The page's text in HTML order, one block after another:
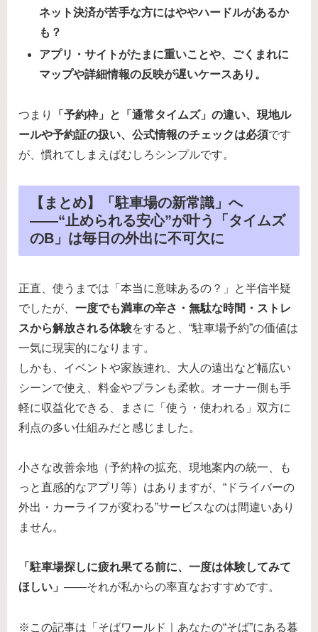
ネット決済が苦手な方にはややハードルがあるか
も？
アプリ・サイトがたまに重いことや、ごくまれに
マップや詳細情報の反映が遅いケースあり。
つまり
「予約枠」と「通常タイムズ」の違い、現地ル
ールや予約証の扱い、公式情報のチェックは必須です
が、慣れてしまえばむしろシンプルです。
【まとめ】「駐車場の新常識」へ
――“止められる安心”が叶う「タイムズ
のB」は毎日の外出に不可欠に
正直、使うまでは「本当に意味あるの？」と半信半疑
でしたが、 一度でも満車の辛さ・無駄な時間・ストレ
スから解放される体験をすると、“駐車場予約”の価値は
一気に現実的になります。
しかも、イベントや家族連れ、大人の遠出など幅広い
シーンで使え、料金やプランも柔軟。オーナー側も手
軽に収益化できる、まさに「使う・使われる」双方に
利点の多い仕組みだと感じました。
小さな改善余地（予約枠の拡充、現地案内の統一、も
っと直感的なアプリ等）はありますが、“ドライバーの
外出・カーライフが変わる”サービスなのは間違いあり
ません。
「駐車場探しに疲れ果てる前に、一度は体験してみて
ほしい」 ――それが私からの率直なおすすめです。
※この記事は「そばワールド｜あなたの“そば”にある暮